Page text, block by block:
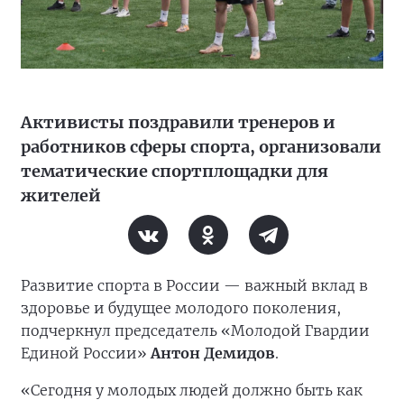
Активисты поздравили тренеров и
работников сферы спорта, организовали
тематические спортплощадки для
жителей
Развитие спорта в России — важный вклад в
здоровье и будущее молодого поколения,
подчеркнул председатель «Молодой Гвардии
Единой России»Антон Демидов.
«Сегодня у молодых людей должно быть как